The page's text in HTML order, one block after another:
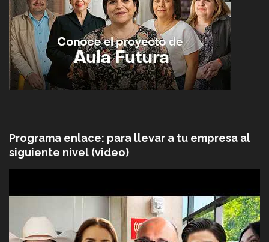
Programa enlace: para llevar a tu empresa al
siguiente nivel (video)